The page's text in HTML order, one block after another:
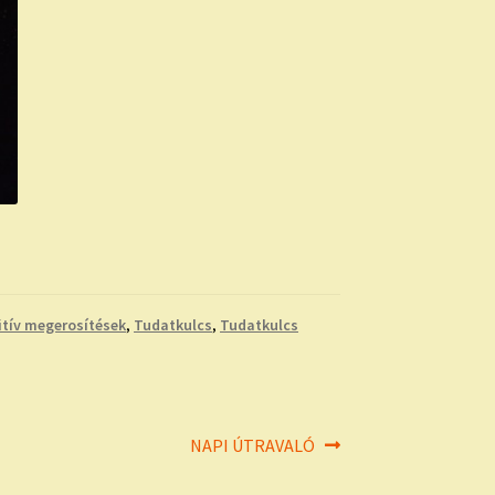
megerosítések, Tudatkulcs, Tudatkulcs
Next
NAPI ÚTRAVALÓ